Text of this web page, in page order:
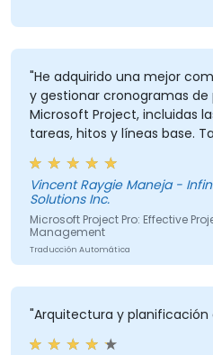
"He adquirido una mejor
y gestionar cronogramas
Microsoft Project, incluidas
tareas, hitos y líneas base.
seguimiento del progreso, la
y el análisis de la ruta crítica
planificación y supervisión de
Vincent Raygie Maneja - Infinitecare Technology
Solutions Inc.
Microsoft Project Pro: Effective
Management
Traducción Automática
"Arquitectura y planificación